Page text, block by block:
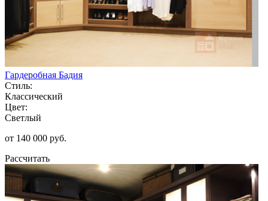
Гардеробная Бадия
Стиль:
Классический
Цвет:
Светлый
от 140 000 руб.
Рассчитать